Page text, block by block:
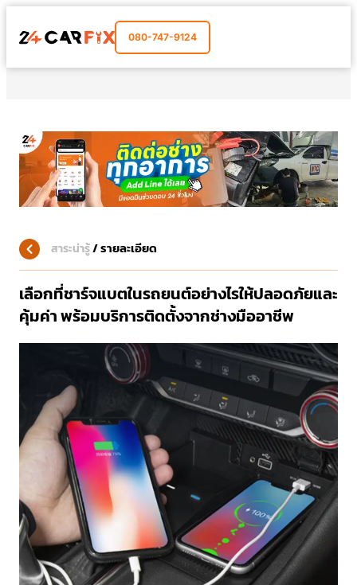
080-747-9124
สาระน่ารู้/รายละเอียด
เลือกที่ชาร์จแบตในรถยนต์อย่างไรให้ปลอดภัยและ
คุ้มค่า พร้อมบริการติดตั้งจากช่างมืออาชีพ